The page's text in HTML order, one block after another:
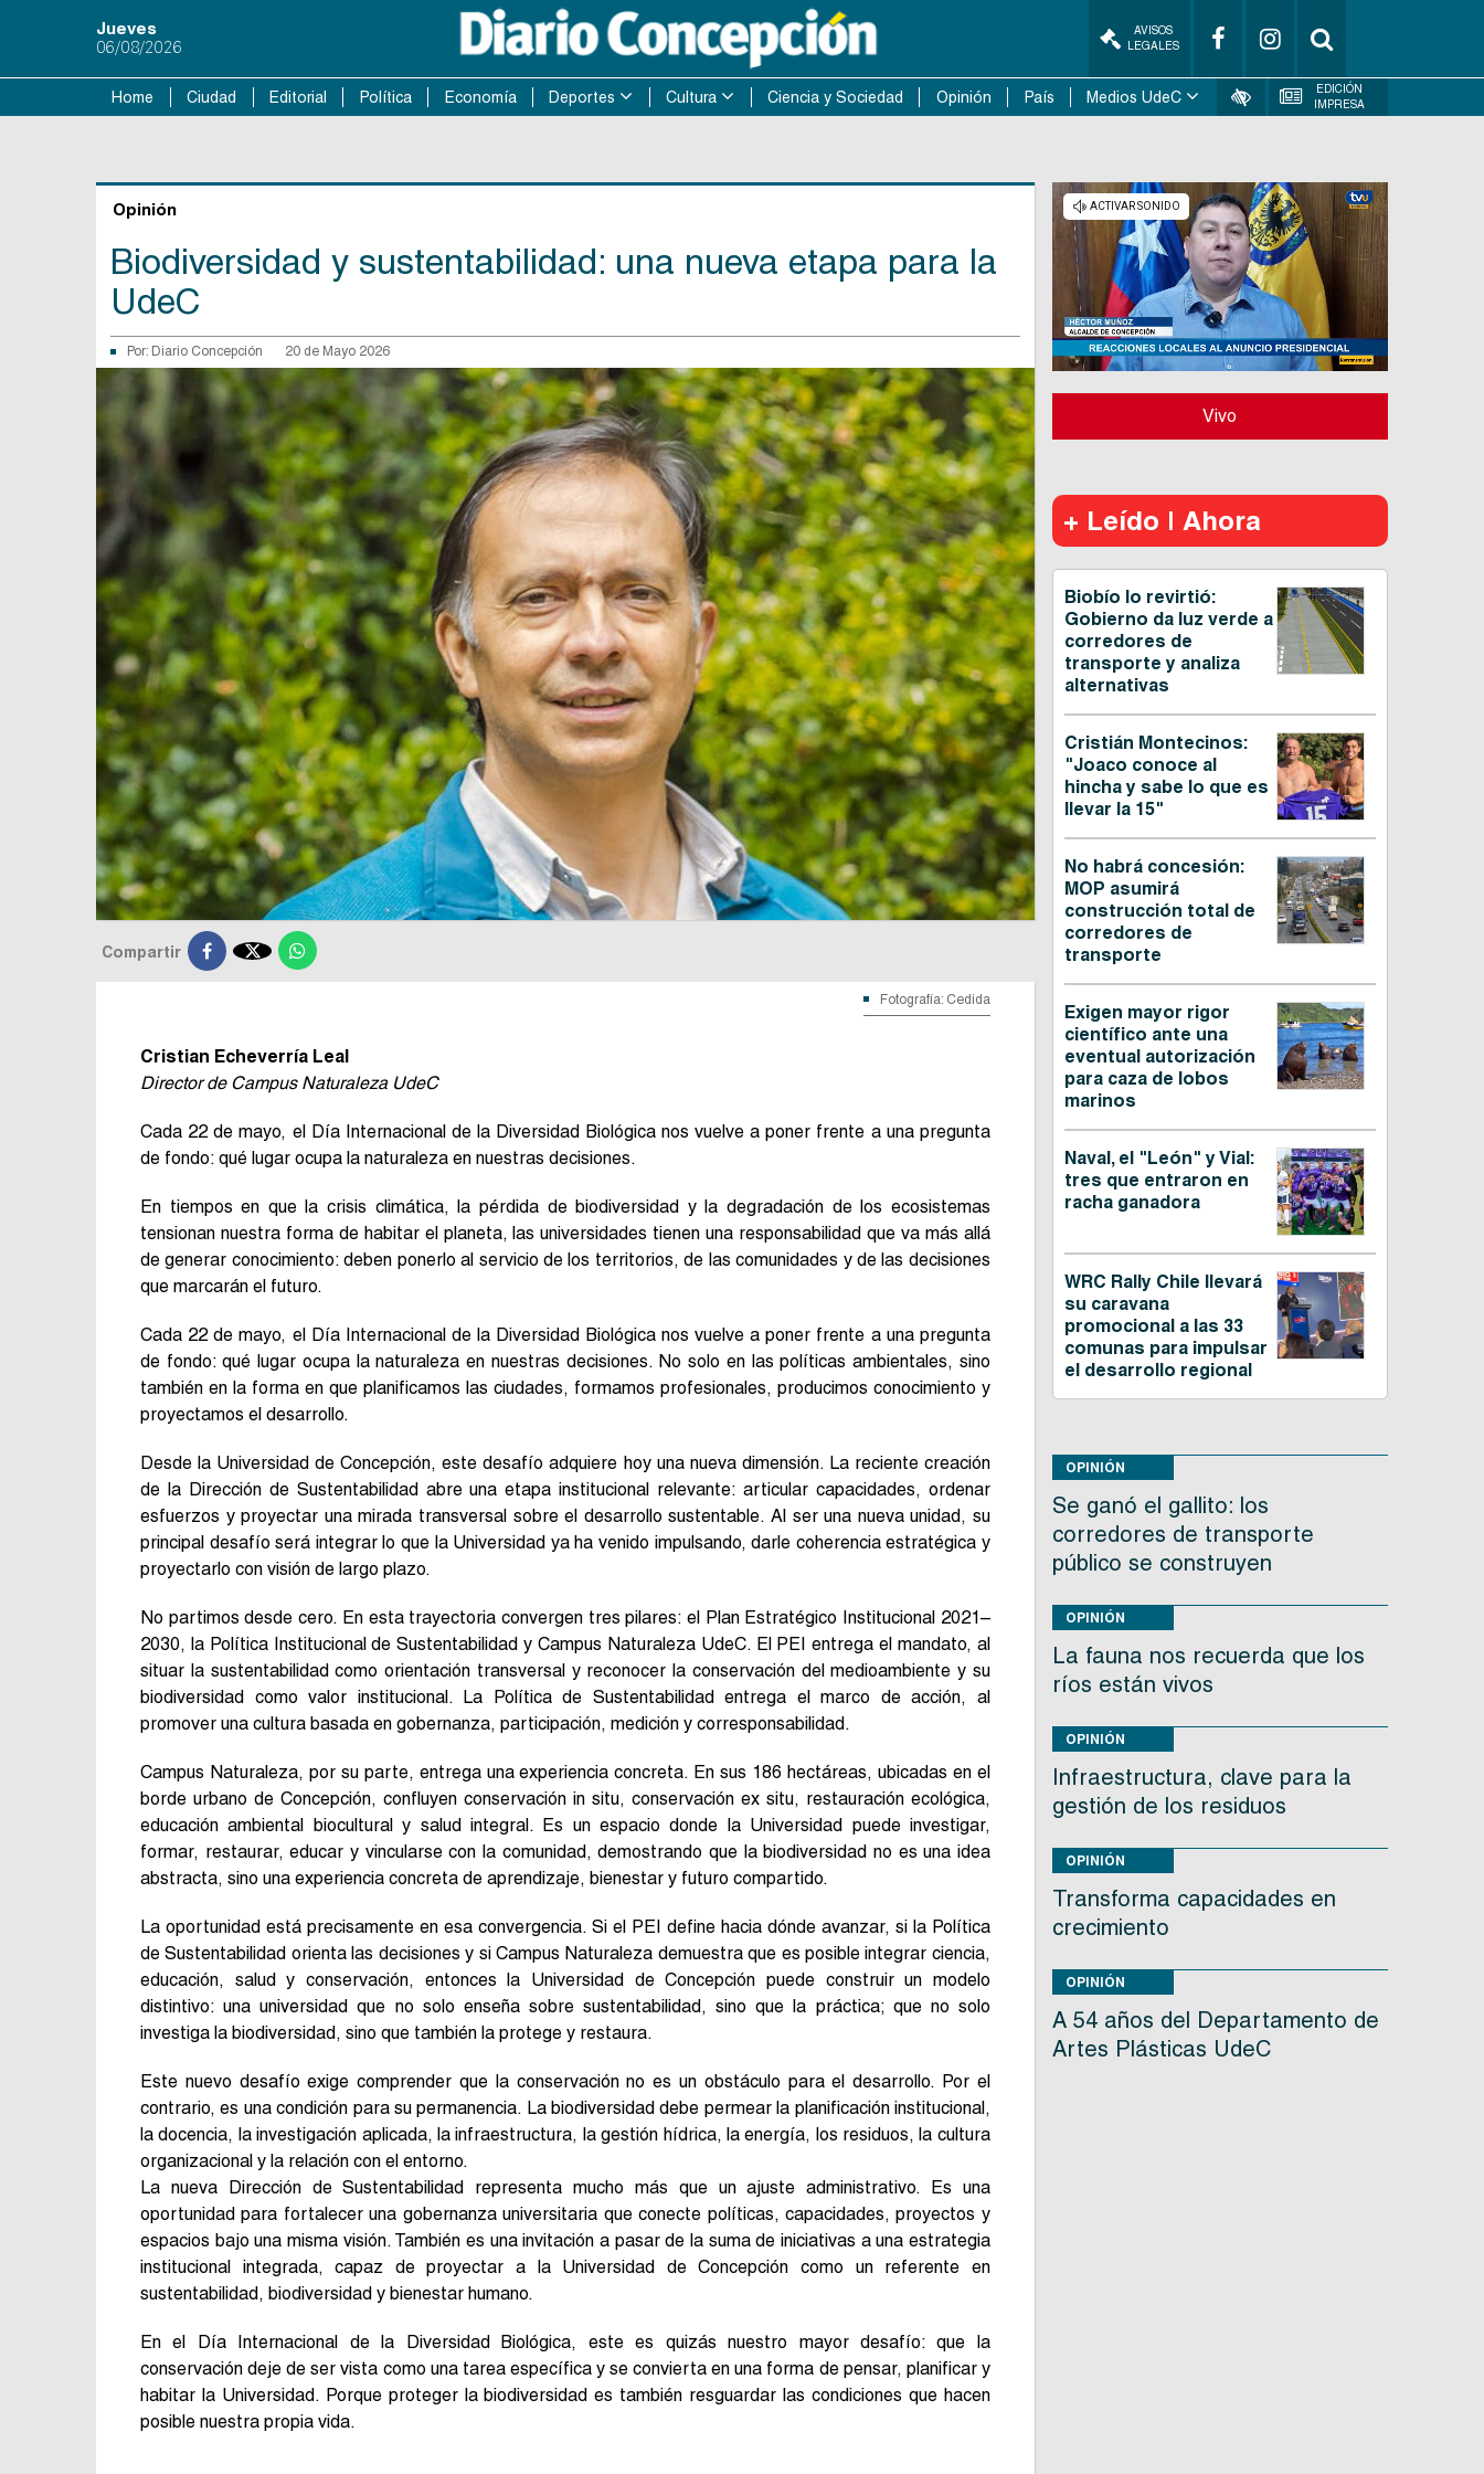
Jueves
06/08/2026
AVISOS
LEGALES
Home Ciudad Editorial Política Economía Deportes Cultura Ciencia y Sociedad Opinión País Medios UdeC
EDICIÓN
IMPRESA
Opinión
Biodiversidad y sustentabilidad: una nueva etapa para la
UdeC
Por: Diario Concepción 20 de Mayo 2026
Compartir 
Fotografía: Cedida
Cristian Echeverría Leal
Director de Campus Naturaleza UdeC
Cada 22 de mayo, el Día Internacional de la Diversidad Biológica nos vuelve a poner frente a una pregunta
de fondo: qué lugar ocupa la naturaleza en nuestras decisiones.
En tiempos en que la crisis climática, la pérdida de biodiversidad y la degradación de los ecosistemas
tensionan nuestra forma de habitar el planeta, las universidades tienen una responsabilidad que va más allá
de generar conocimiento: deben ponerlo al servicio de los territorios, de las comunidades y de las decisiones
que marcarán el futuro.
Cada 22 de mayo, el Día Internacional de la Diversidad Biológica nos vuelve a poner frente a una pregunta
de fondo: qué lugar ocupa la naturaleza en nuestras decisiones. No solo en las políticas ambientales, sino
también en la forma en que planificamos las ciudades, formamos profesionales, producimos conocimiento y
proyectamos el desarrollo.
Desde la Universidad de Concepción, este desafío adquiere hoy una nueva dimensión. La reciente creación
de la Dirección de Sustentabilidad abre una etapa institucional relevante: articular capacidades, ordenar
esfuerzos y proyectar una mirada transversal sobre el desarrollo sustentable. Al ser una nueva unidad, su
principal desafío será integrar lo que la Universidad ya ha venido impulsando, darle coherencia estratégica y
proyectarlo con visión de largo plazo.
No partimos desde cero. En esta trayectoria convergen tres pilares: el Plan Estratégico Institucional 2021–
2030, la Política Institucional de Sustentabilidad y Campus Naturaleza UdeC. El PEI entrega el mandato, al
situar la sustentabilidad como orientación transversal y reconocer la conservación del medioambiente y su
biodiversidad como valor institucional. La Política de Sustentabilidad entrega el marco de acción, al
promover una cultura basada en gobernanza, participación, medición y corresponsabilidad.
Campus Naturaleza, por su parte, entrega una experiencia concreta. En sus 186 hectáreas, ubicadas en el
borde urbano de Concepción, confluyen conservación in situ, conservación ex situ, restauración ecológica,
educación ambiental biocultural y salud integral. Es un espacio donde la Universidad puede investigar,
formar, restaurar, educar y vincularse con la comunidad, demostrando que la biodiversidad no es una idea
abstracta, sino una experiencia concreta de aprendizaje, bienestar y futuro compartido.
La oportunidad está precisamente en esa convergencia. Si el PEI define hacia dónde avanzar, si la Política
de Sustentabilidad orienta las decisiones y si Campus Naturaleza demuestra que es posible integrar ciencia,
educación, salud y conservación, entonces la Universidad de Concepción puede construir un modelo
distintivo: una universidad que no solo enseña sobre sustentabilidad, sino que la práctica; que no solo
investiga la biodiversidad, sino que también la protege y restaura.
Este nuevo desafío exige comprender que la conservación no es un obstáculo para el desarrollo. Por el
contrario, es una condición para su permanencia. La biodiversidad debe permear la planificación institucional,
la docencia, la investigación aplicada, la infraestructura, la gestión hídrica, la energía, los residuos, la cultura
organizacional y la relación con el entorno.
La nueva Dirección de Sustentabilidad representa mucho más que un ajuste administrativo. Es una
oportunidad para fortalecer una gobernanza universitaria que conecte políticas, capacidades, proyectos y
espacios bajo una misma visión. También es una invitación a pasar de la suma de iniciativas a una estrategia
institucional integrada, capaz de proyectar a la Universidad de Concepción como un referente en
sustentabilidad, biodiversidad y bienestar humano.
En el Día Internacional de la Diversidad Biológica, este es quizás nuestro mayor desafío: que la
conservación deje de ser vista como una tarea específica y se convierta en una forma de pensar, planificar y
habitar la Universidad. Porque proteger la biodiversidad es también resguardar las condiciones que hacen
posible nuestra propia vida.
Vivo
+ Leído | Ahora
Biobío lo revirtió:
Gobierno da luz verde a
corredores de
transporte y analiza
alternativas
Cristián Montecinos:
"Joaco conoce al
hincha y sabe lo que es
llevar la 15"
No habrá concesión:
MOP asumirá
construcción total de
corredores de
transporte
Exigen mayor rigor
científico ante una
eventual autorización
para caza de lobos
marinos
Naval, el "León" y Vial:
tres que entraron en
racha ganadora
WRC Rally Chile llevará
su caravana
promocional a las 33
comunas para impulsar
el desarrollo regional
OPINIÓN
Se ganó el gallito: los
corredores de transporte
público se construyen
OPINIÓN
La fauna nos recuerda que los
ríos están vivos
OPINIÓN
Infraestructura, clave para la
gestión de los residuos
OPINIÓN
Transforma capacidades en
crecimiento
OPINIÓN
A 54 años del Departamento de
Artes Plásticas UdeC